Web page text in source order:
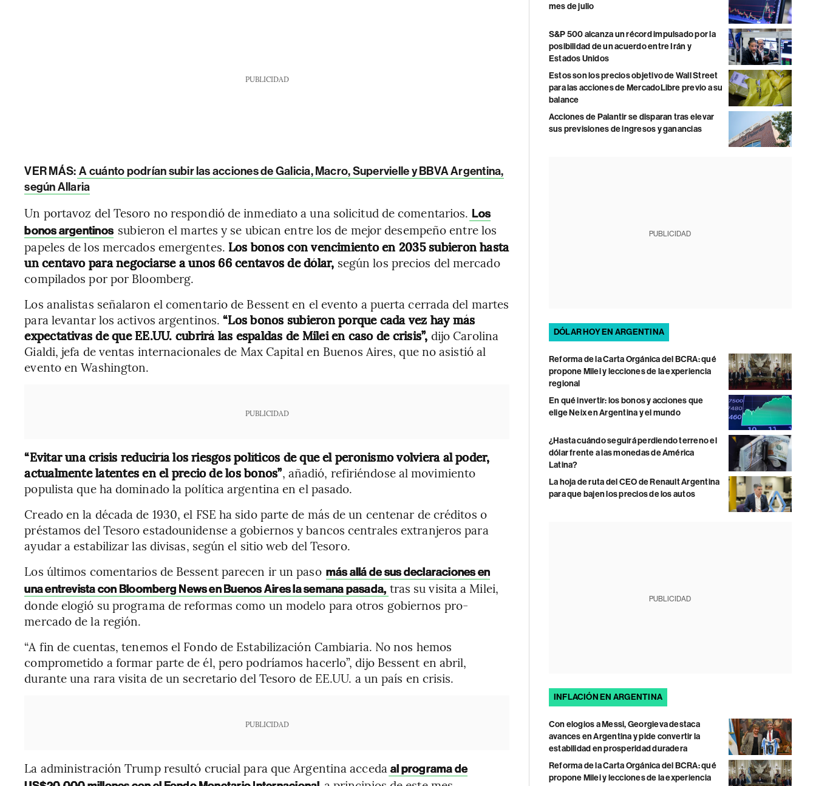
PUBLICIDAD
VER MÁS: A cuánto podrían subir las acciones de Galicia, Macro, Supervielle y BBVA Argentina,
según Allaria
Un portavoz del Tesoro no respondió de inmediato a una solicitud de comentarios. Los
bonos argentinos subieron el martes y se ubican entre los de mejor desempeño entre los
papeles de los mercados emergentes. Los bonos con vencimiento en 2035 subieron hasta
un centavo para negociarse a unos 66 centavos de dólar, según los precios del mercado
compilados por por Bloomberg.
Los analistas señalaron el comentario de Bessent en el evento a puerta cerrada del martes
para levantar los activos argentinos. “Los bonos subieron porque cada vez hay más
expectativas de que EE.UU. cubrirá las espaldas de Milei en caso de crisis”, dijo Carolina
Gialdi, jefa de ventas internacionales de Max Capital en Buenos Aires, que no asistió al
evento en Washington.
PUBLICIDAD
“Evitar una crisis reduciría los riesgos políticos de que el peronismo volviera al poder,
actualmente latentes en el precio de los bonos”, añadió, refiriéndose al movimiento
populista que ha dominado la política argentina en el pasado.
Creado en la década de 1930, el FSE ha sido parte de más de un centenar de créditos o
préstamos del Tesoro estadounidense a gobiernos y bancos centrales extranjeros para
ayudar a estabilizar las divisas, según el sitio web del Tesoro.
Los últimos comentarios de Bessent parecen ir un paso más allá de sus declaraciones en
una entrevista con Bloomberg News en Buenos Aires la semana pasada, tras su visita a Milei,
donde elogió su programa de reformas como un modelo para otros gobiernos pro-
mercado de la región.
“A fin de cuentas, tenemos el Fondo de Estabilización Cambiaria. No nos hemos
comprometido a formar parte de él, pero podríamos hacerlo”, dijo Bessent en abril,
durante una rara visita de un secretario del Tesoro de EE.UU. a un país en crisis.
PUBLICIDAD
La administración Trump resultó crucial para que Argentina acceda al programa de
mes de julio
S&P 500 alcanza un récord impulsado por la
posibilidad de un acuerdo entre Irán y
Estados Unidos
Estos son los precios objetivo de Wall Street
para las acciones de MercadoLibre previo a su
balance
Acciones de Palantir se disparan tras elevar
sus previsiones de ingresos y ganancias
PUBLICIDAD
DÓLAR HOY EN ARGENTINA
Reforma de la Carta Orgánica del BCRA: qué
propone Milei y lecciones de la experiencia
regional
En qué invertir: los bonos y acciones que
elige Neix en Argentina y el mundo
¿Hasta cuándo seguirá perdiendo terreno el
dólar frente a las monedas de América
Latina?
La hoja de ruta del CEO de Renault Argentina
para que bajen los precios de los autos
PUBLICIDAD
INFLACIÓN EN ARGENTINA
Con elogios a Messi, Georgieva destaca
avances en Argentina y pide convertir la
estabilidad en prosperidad duradera
Reforma de la Carta Orgánica del BCRA: qué
propone Milei y lecciones de la experiencia